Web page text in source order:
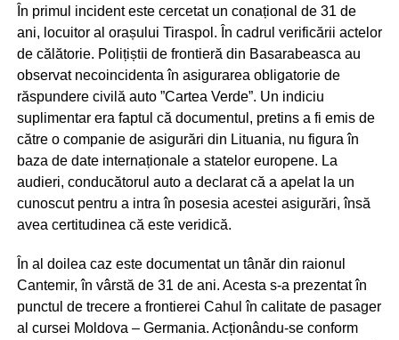
În primul incident este cercetat un conațional de 31 de
ani, locuitor al orașului Tiraspol. În cadrul verificării actelor
de călătorie. Polițiștii de frontieră din Basarabeasca au
observat necoincidenta în asigurarea obligatorie de
răspundere civilă auto ”Cartea Verde”. Un indiciu
suplimentar era faptul că documentul, pretins a fi emis de
către o companie de asigurări din Lituania, nu figura în
baza de date internaționale a statelor europene. La
audieri, conducătorul auto a declarat că a apelat la un
cunoscut pentru a intra în posesia acestei asigurări, însă
avea certitudinea că este veridică.
În al doilea caz este documentat un tânăr din raionul
Cantemir, în vârstă de 31 de ani. Acesta s-a prezentat în
punctul de trecere a frontierei Cahul în calitate de pasager
al cursei Moldova – Germania. Acționându-se conform